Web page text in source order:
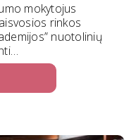
mokytojus
rinkos
nuotolinių